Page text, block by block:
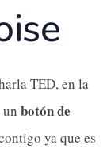
TED, en la
botónde
ya que es